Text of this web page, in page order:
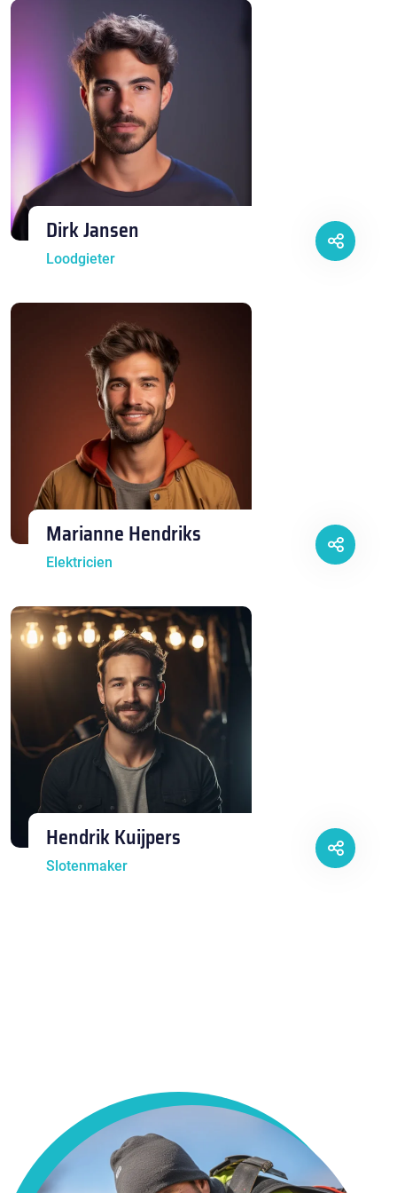
Dirk Jansen
Loodgieter
Marianne Hendriks
Elektricien
Hendrik Kuijpers
Slotenmaker